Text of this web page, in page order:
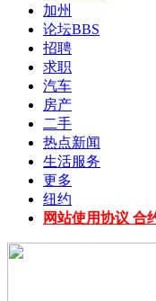
加州
论坛BBS
招聘
求职
汽车
房产
二手
热点新闻
生活服务
更多
纽约
网站使用协议 合